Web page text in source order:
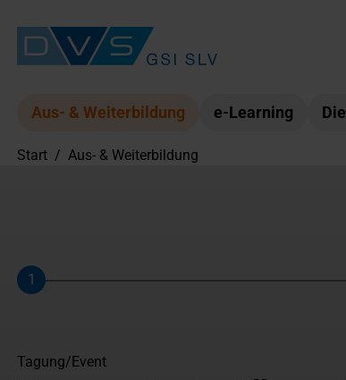
Aus- & Weiterbildung e-Learning
Start / Aus- & Weiterbildung
Schritt
1
Tagung/Event